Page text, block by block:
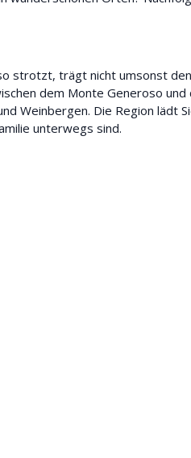
strotzt, trägt nicht umsonst
dem Monte Generoso
Weinbergen. Die Region lädt
unterwegs sind.